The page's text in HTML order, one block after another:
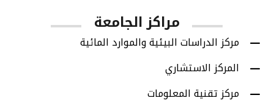
مراكز الجامعة
مركز الدراسات البيئية والموارد المائية
المركز الاستشاري
مركز تقنية المعلومات